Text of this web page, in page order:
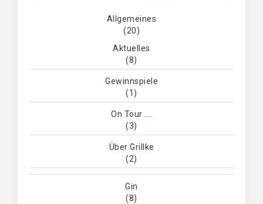
Allgemeines
(20)
Aktuelles
(8)
Gewinnspiele
(1)
On Tour ….
(3)
Über Grillke
(2)
Gin
(8)